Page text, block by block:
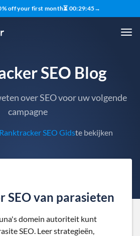
off your first month⏳ 00:29:43→
SEO Blog
over SEO voor uw volgende
campagne
Ranktracker SEO Gidste bekijken
SEO van parasieten
domein autoriteit kunt
SEO. Leer strategieën,